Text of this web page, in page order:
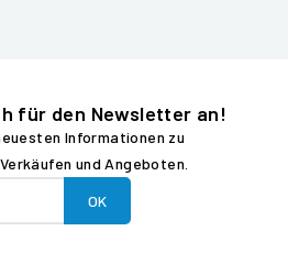
für den Newsletter an!
Informationen zu
und Angeboten.